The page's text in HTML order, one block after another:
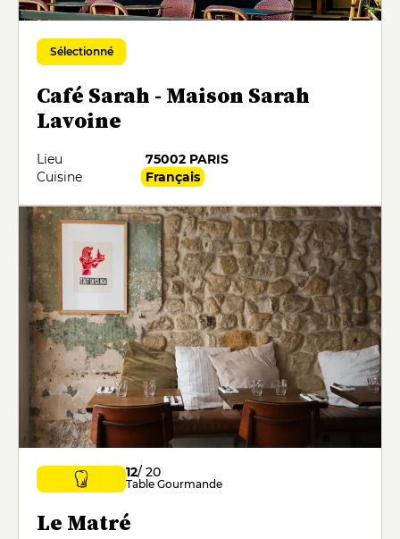
Sélectionné
Café Sarah - Maison Sarah
Lavoine
Lieu
75002 PARIS
Cuisine
Français
12/ 20
Table Gourmande
Le Matré